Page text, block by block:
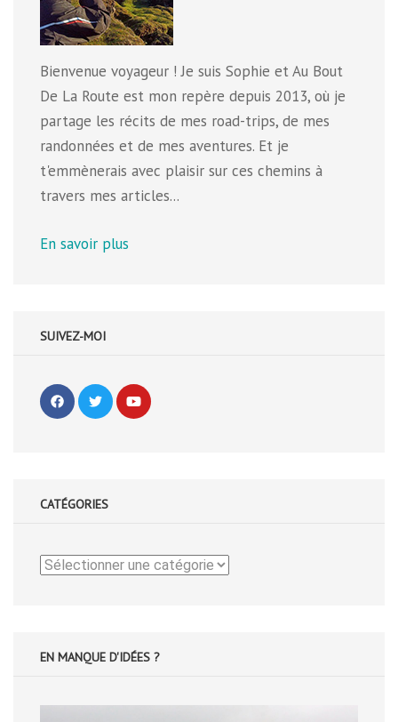
Bienvenue voyageur ! Je suis Sophie et Au Bout
De La Route est mon repère depuis 2013, où je
partage les récits de mes road-trips, de mes
randonnées et de mes aventures. Et je
t'emmènerais avec plaisir sur ces chemins à
travers mes articles...
En savoir plus
SUIVEZ-MOI
CATÉGORIES
Catégories
EN MANQUE D'IDÉES ?